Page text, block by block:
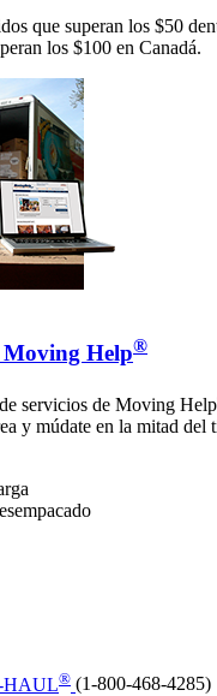
que superan los $50
los $100 en Canadá.
Moving Help®
servicios de Moving Help
y múdate en la mitad del
HAUL® (1-800-468-4285)